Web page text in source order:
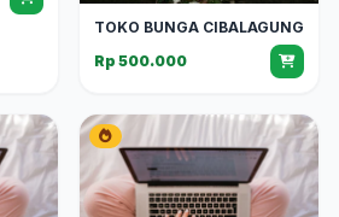
TOKO BUNGA CIBALAGUNG
Rp 500.000